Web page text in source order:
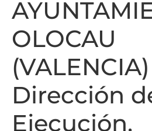
OLOCAU
Dirección
Ejecución,